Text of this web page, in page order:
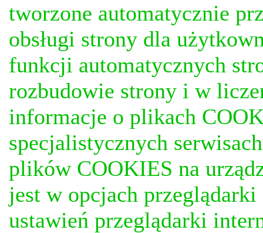
tworzone automatycznie
obsługi strony dla
funkcji automatycznych
rozbudowie strony i w
informacje o plikach
specjalistycznych
plików COOKIES na
jest w opcjach
ustawień przeglądarki